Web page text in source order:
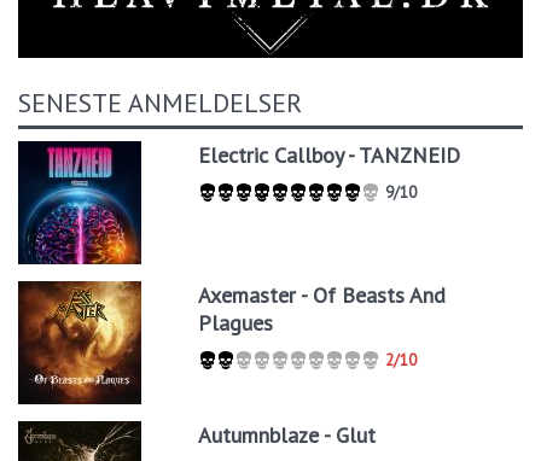
SENESTE ANMELDELSER
Electric Callboy - TANZNEID
9/10
Axemaster - Of Beasts And
Plagues
2/10
Autumnblaze - Glut